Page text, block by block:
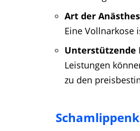
Art der
Eine Vollnarkose
Unterstützende
Leistungen
zu den